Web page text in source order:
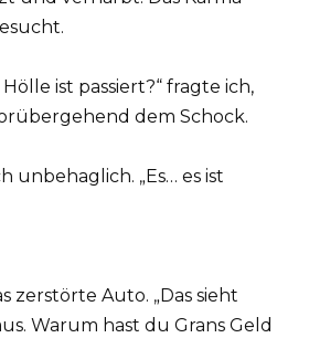
ist passiert?“ fragte ich,
dem Schock.
unbehaglich. „Es… es ist
zerstörte Auto. „Das sieht
Warum hast du Grans Geld